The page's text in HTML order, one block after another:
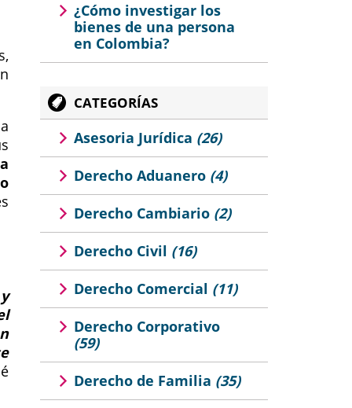
¿Cómo investigar los
bienes de una persona
en Colombia?
CATEGORÍAS
Asesoria Jurídica (26)
Derecho Aduanero (4)
Derecho Cambiario (2)
Derecho Civil (16)
Derecho Comercial (11)
Derecho Corporativo
(59)
Derecho de Familia (35)